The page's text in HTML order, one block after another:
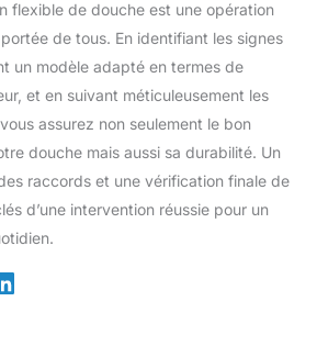
flexible de douche est une opération
de tous. En identifiant les signes
un modèle adapté en termes de
et en suivant méticuleusement les
assurez non seulement le bon
douche mais aussi sa durabilité. Un
raccords et une vérification finale de
d’une intervention réussie pour un